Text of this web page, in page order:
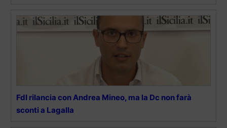
FdI rilancia con Andrea Mineo, ma la Dc non farà
sconti a Lagalla